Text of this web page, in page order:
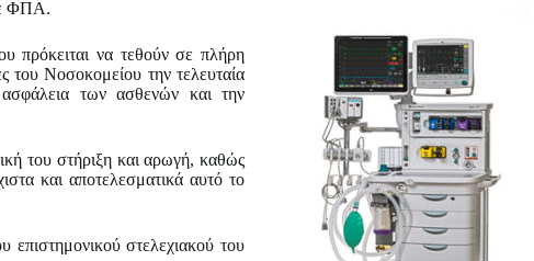
ΦΠΑ.
να τεθούν σε πλήρη
του Νοσοκομείου την τελευταία
των ασθενών και την
του στήριξη και αρωγή, καθώς
και αποτελεσματικά αυτό το
στελεχιακού του